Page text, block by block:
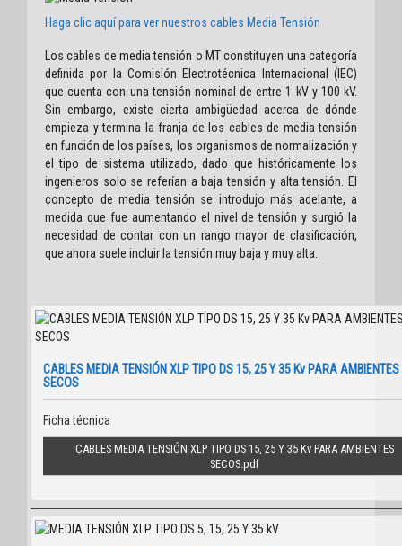
Haga clic aquí para ver nuestros cables Media Tensión
Los cables de media tensión o MT constituyen una categoría
definida por la Comisión Electrotécnica Internacional (IEC)
que cuenta con una tensión nominal de entre 1 kV y 100 kV.
Sin embargo, existe cierta ambigüedad acerca de dónde
empieza y termina la franja de los cables de media tensión
en función de los países, los organismos de normalización y
el tipo de sistema utilizado, dado que históricamente los
ingenieros solo se referían a baja tensión y alta tensión. El
concepto de media tensión se introdujo más adelante, a
medida que fue aumentando el nivel de tensión y surgió la
necesidad de contar con un rango mayor de clasificación,
que ahora suele incluir la tensión muy baja y muy alta.
CABLES MEDIA TENSIÓN XLP TIPO DS 15, 25 Y 35 Kv PARA AMBIENTES
SECOS
Ficha técnica
CABLES MEDIA TENSIÓN XLP TIPO DS 15, 25 Y 35 Kv PARA AMBIENTES
SECOS